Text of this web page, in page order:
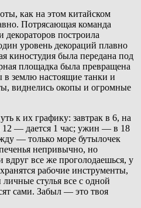
как на этом китайском
Потрясающая команда
построила
уровень декораций плавно
киностудия была передана под
площадка была превращена
в землю настоящие танки и
виднелись окопы и огромные
к их графику: завтрак в 6, на
12 — дается 1 час; ужин — в 18
— только море бутылочек
непривычно, но
вдруг все же проголодаешься, у
рабочие инструменты,
стулья все с одной
сами. Забыл — это твоя